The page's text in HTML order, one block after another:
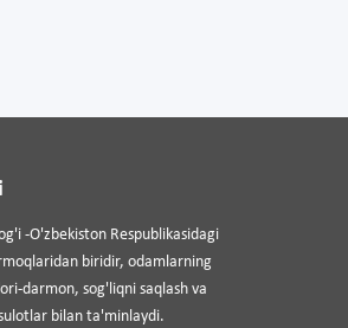
-O'zbekiston Respublikasidagi
biridir, odamlarning
darmon, sog'liqni saqlash va
bilan ta'minlaydi.